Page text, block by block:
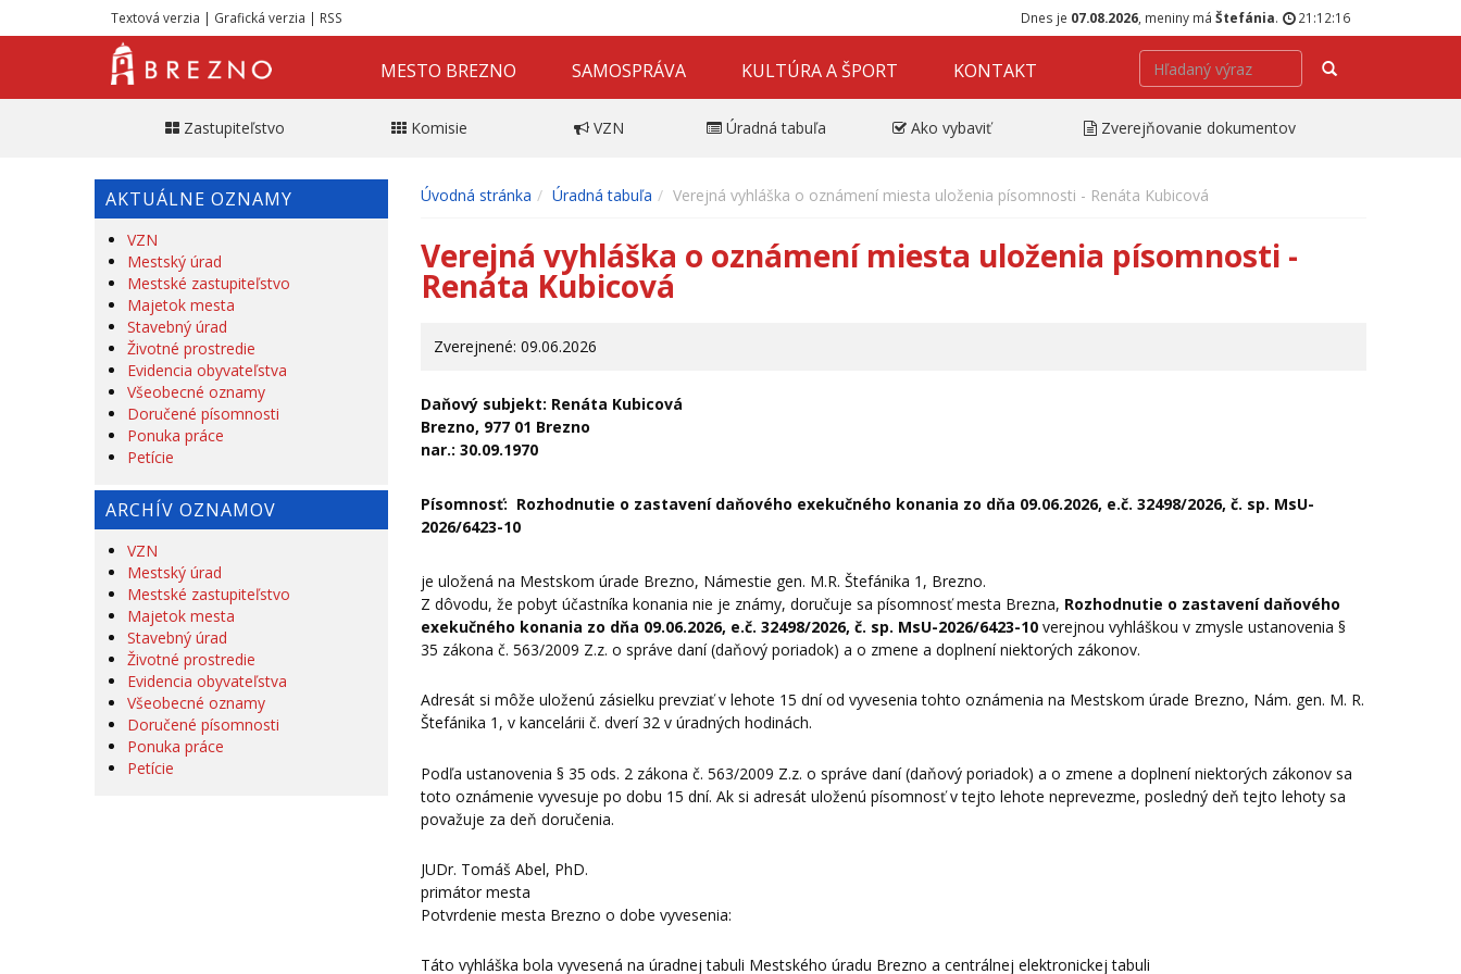
Textová verzia | Grafická verzia | RSS Dnes je 07.08.2026 , meniny má Štefánia. 21:12:16
MESTO BREZNO SAMOSPRÁVA KULTÚRA A ŠPORT KONTAKT Hľadať
Zastupiteľstvo Komisie VZN Úradná tabuľa Ako vybaviť Zverejňovanie dokumentov
Úvodná stránka Úradná tabuľa Verejná vyhláška o oznámení miesta uloženia písomnosti - Renáta Kubicová
Verejná vyhláška o oznámení miesta uloženia písomnosti -
Renáta Kubicová
Zverejnené: 09.06.2026
Daňový subjekt: Renáta Kubicová
Brezno, 977 01 Brezno
nar.: 30.09.1970
Písomnosť: Rozhodnutie o zastavení daňového exekučného konania zo dňa 09.06.2026, e.č. 32498/2026, č. sp. MsU-
2026/6423-10
je uložená na Mestskom úrade Brezno, Námestie gen. M.R. Štefánika 1, Brezno.
Z dôvodu, že pobyt účastníka konania nie je známy, doručuje sa písomnosť mesta Brezna, Rozhodnutie o zastavení daňového
exekučného konania zo dňa 09.06.2026, e.č. 32498/2026, č. sp. MsU-2026/6423-10 verejnou vyhláškou v zmysle ustanovenia §
35 zákona č. 563/2009 Z.z. o správe daní (daňový poriadok) a o zmene a doplnení niektorých zákonov.
Adresát si môže uloženú zásielku prevziať v lehote 15 dní od vyvesenia tohto oznámenia na Mestskom úrade Brezno, Nám. gen. M. R.
Štefánika 1, v kancelárii č. dverí 32 v úradných hodinách.
Podľa ustanovenia § 35 ods. 2 zákona č. 563/2009 Z.z. o správe daní (daňový poriadok) a o zmene a doplnení niektorých zákonov sa
toto oznámenie vyvesuje po dobu 15 dní. Ak si adresát uloženú písomnosť v tejto lehote neprevezme, posledný deň tejto lehoty sa
považuje za deň doručenia.
JUDr. Tomáš Abel, PhD.
primátor mesta
Potvrdenie mesta Brezno o dobe vyvesenia:
Táto vyhláška bola vyvesená na úradnej tabuli Mestského úradu Brezno a centrálnej elektronickej tabuli
AKTUÁLNE OZNAMY
VZN
Mestský úrad
Mestské zastupiteľstvo
Majetok mesta
Stavebný úrad
Životné prostredie
Evidencia obyvateľstva
Všeobecné oznamy
Doručené písomnosti
Ponuka práce
Petície
ARCHÍV OZNAMOV
VZN
Mestský úrad
Mestské zastupiteľstvo
Majetok mesta
Stavebný úrad
Životné prostredie
Evidencia obyvateľstva
Všeobecné oznamy
Doručené písomnosti
Ponuka práce
Petície